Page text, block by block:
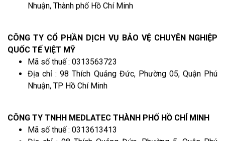
Nhuận, Thành phố Hồ Chí Minh
CÔNG TY CỔ PHẦN DỊCH VỤ BẢO VỆ CHUYÊN NGHIỆP
QUỐC TẾ VIỆT MỸ
Mã số thuế : 0313563723
Địa chỉ : 98 Thích Quảng Đức, Phường 05, Quận Phú
Nhuận, TP Hồ Chí Minh
CÔNG TY TNHH MEDLATEC THÀNH PHỐ HỒ CHÍ MINH
Mã số thuế : 0313613413